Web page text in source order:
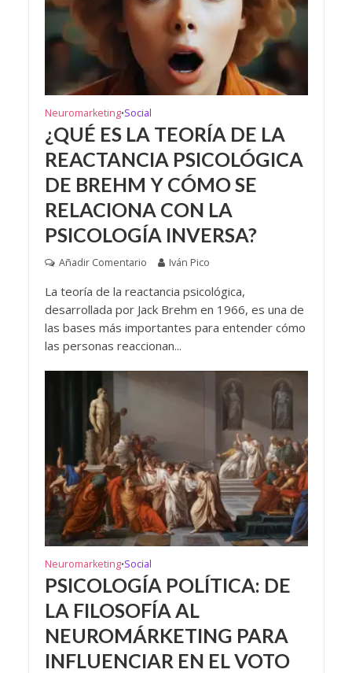
Neuromarketing•Social
¿QUÉ ES LA TEORÍA DE LA
REACTANCIA PSICOLÓGICA
DE BREHM Y CÓMO SE
RELACIONA CON LA
PSICOLOGÍA INVERSA?
Añadir Comentario Iván Pico
La teoría de la reactancia psicológica,
desarrollada por Jack Brehm en 1966, es una de
las bases más importantes para entender cómo
las personas reaccionan...
Neuromarketing•Social
PSICOLOGÍA POLÍTICA: DE
LA FILOSOFÍA AL
NEUROMÁRKETING PARA
INFLUENCIAR EN EL VOTO